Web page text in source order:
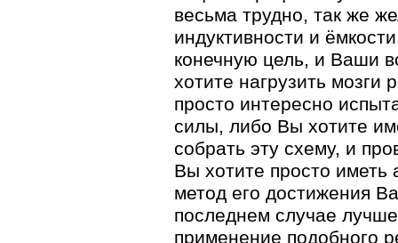
весьма трудно, так же
индуктивности и
конечную цель, и Ваши
хотите нагрузить
просто интересно
силы, либо Вы хотите
собрать эту схему, и
Вы хотите просто иметь
метод его достижения
последнем случае
применение подобного